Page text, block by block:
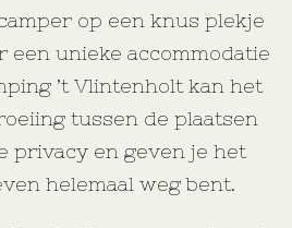
op een knus plekje
een unieke accommodatie
’t Vlintenholt kan het
tussen de plaatsen
privacy en geven je het
helemaal weg bent.